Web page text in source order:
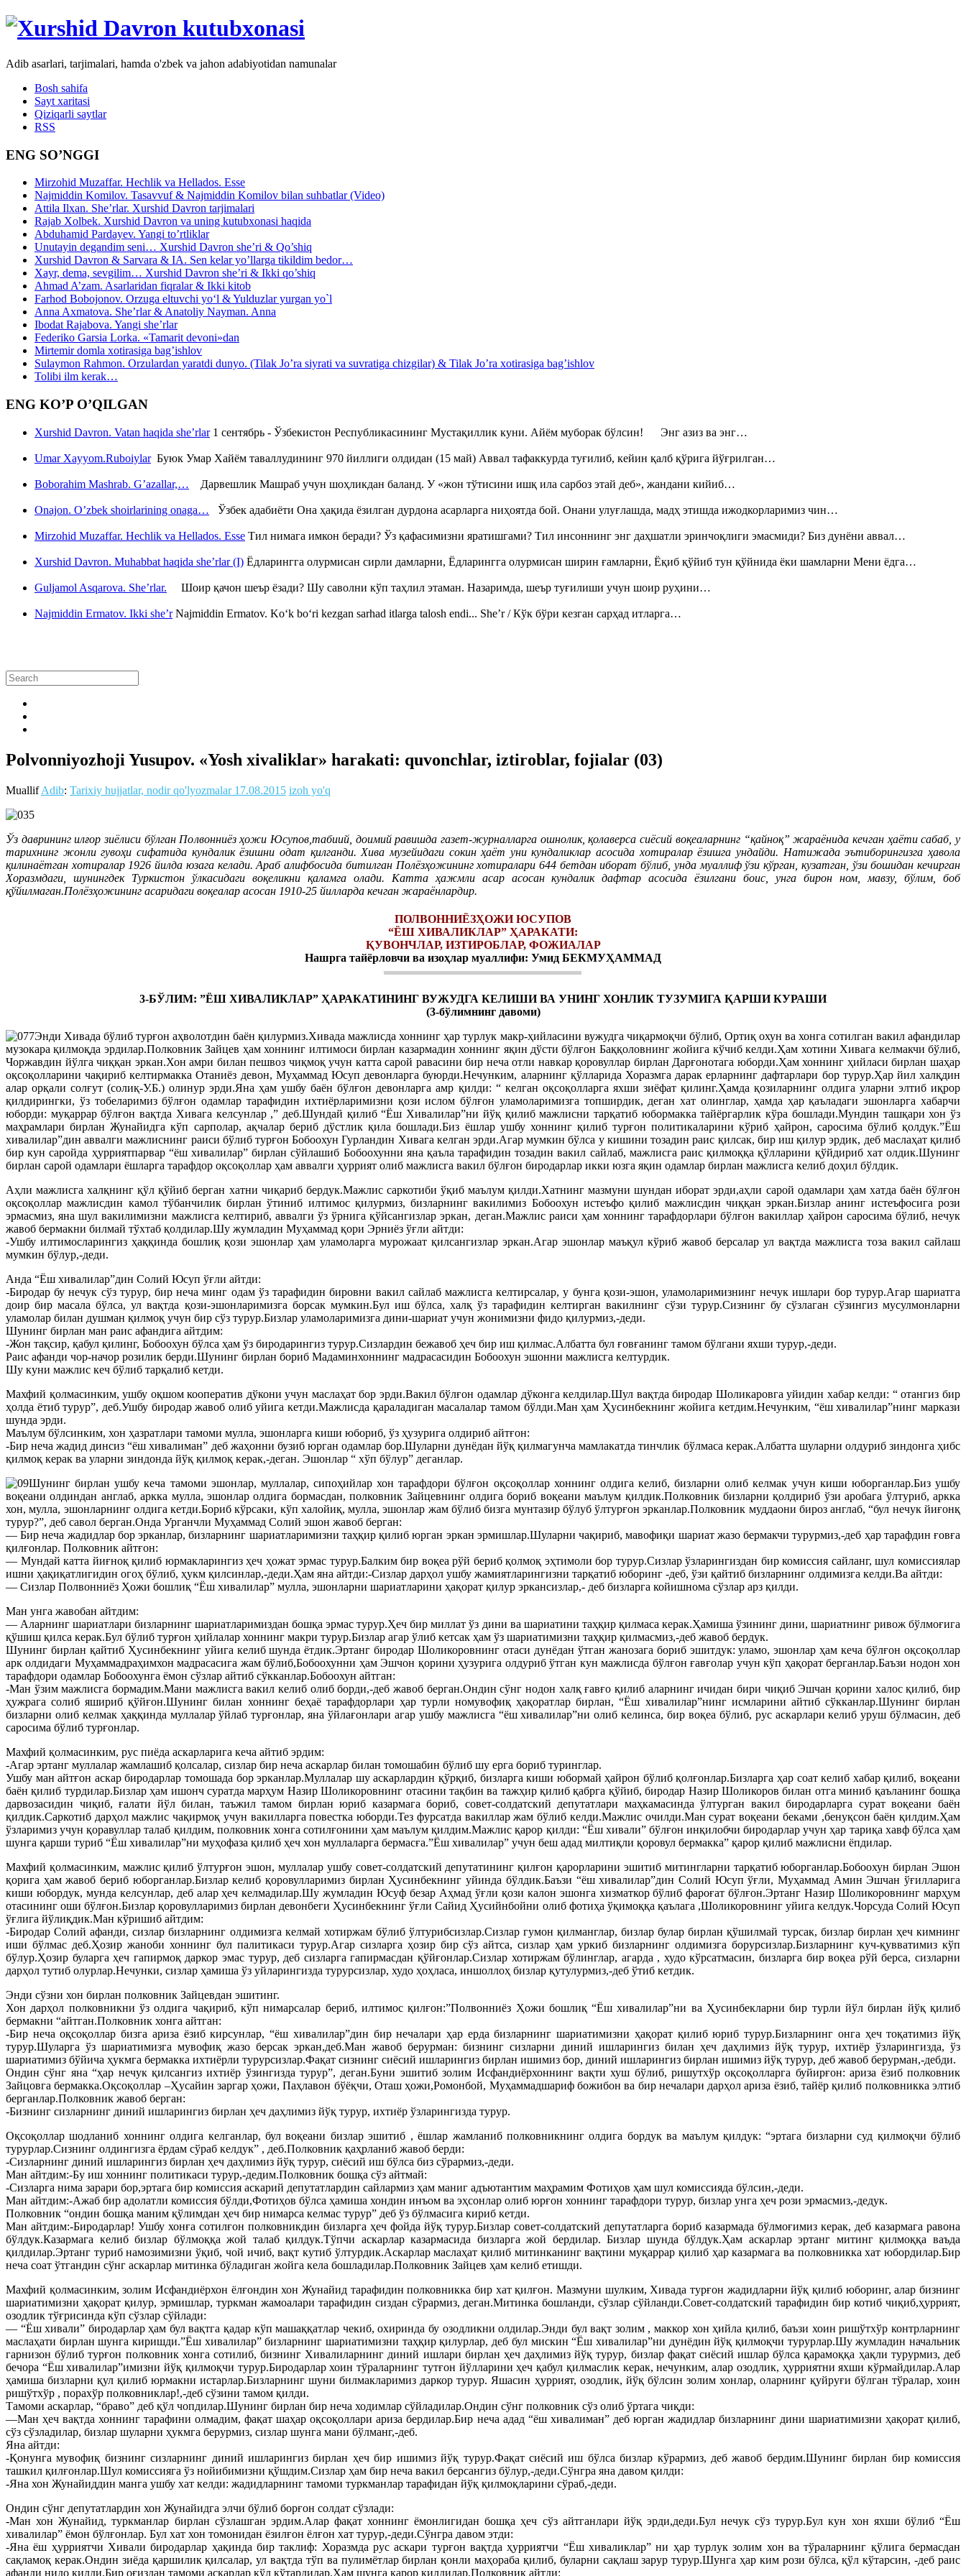
Adib asarlari, tarjimalari, hamda o'zbek va jahon adabiyotidan namunalar
Bosh sahifa
Sayt xaritasi
Qiziqarli saytlar
RSS
ENG SO’NGGI
Mirzohid Muzaffar. Hechlik va Hellados. Esse
Najmiddin Komilov. Tasavvuf & Najmiddin Komilov bilan suhbatlar (Video)
Attila Ilxan. She’rlar. Xurshid Davron tarjimalari
Rajab Xolbek. Xurshid Davron va uning kutubxonasi haqida
Abduhamid Pardayev. Yangi to’rtliklar
Unutayin degandim seni… Xurshid Davron she’ri & Qo’shiq
Xurshid Davron & Sarvara & IA. Sen kelar yo’llarga tikildim bedor…
Xayr, dema, sevgilim… Xurshid Davron she’ri & Ikki qo’shiq
Ahmad A’zam. Asarlaridan fiqralar & Ikki kitob
Farhod Bobojonov. Orzuga eltuvchi yo‘l & Yulduzlar yurgan yo`l
Anna Axmatova. She’rlar & Anatoliy Nayman. Anna
Ibodat Rajabova. Yangi she’rlar
Federiko Garsia Lorka. «Tamarit devoni»dan
Mirtemir domla xotirasiga bag’ishlov
Sulaymon Rahmon. Orzulardan yaratdi dunyo. (Tilak Jo’ra siyrati va suvratiga chizgilar) & Tilak Jo’ra xotirasiga bag’ishlov
Tolibi ilm kerak…
ENG KO’P O’QILGAN
Xurshid Davron. Vatan haqida she’rlar1 сентябрь - Ўзбекистон Республикасининг Мустақиллик куни. Айём муборак бўлсин! Энг азиз ва энг…
Umar Xayyom.RuboiylarБуюк Умар Хайём таваллудининг 970 йиллиги олдидан (15 май) Аввал тафаккурда туғилиб, кейин қалб қўрига йўғрилган…
Boborahim Mashrab. G’azallar,… Дарвешлик Машраб учун шоҳликдан баланд. У «жон тўтисини ишқ ила сарбоз этай деб», жандани кийиб…
Onajon. O’zbek shoirlarining onaga… Ўзбек адабиёти Она ҳақида ёзилган дурдона асарларга ниҳоятда бой. Онани улуғлашда, мадҳ этишда ижодкорларимиз чин…
Mirzohid Muzaffar. Hechlik va Hellados. Esse Тил нимага имкон беради? Ўз қафасимизни яратишгами? Тил инсоннинг энг даҳшатли эринчоқлиги эмасмиди? Биз дунёни аввал…
Xurshid Davron. Muhabbat haqida she’rlar (I) Ёдларингга олурмисан сирли дамларни, Ёдларингга олурмисан ширин ғамларни, Ёқиб қўйиб тун қўйнида ёки шамларни Мени ёдга…
Guljamol Asqarova. She’rlar. Шоир қачон шеър ёзади? Шу саволни кўп таҳлил этаман. Назаримда, шеър туғилиши учун шоир руҳини…
Najmiddin Ermatov. Ikki she’rNajmiddin Ermatov. Ko‘k bo‘ri kezgan sarhad itlarga talosh endi... She’r / Кўк бўри кезган сарҳад итларга…
Polvonniyozhoji Yusupov. «Yosh xivaliklar» harakati: quvonchlar, iztiroblar, fojialar (03)
MuallifAdib: Tarixiy hujjatlar, nodir qo'lyozmalar 17.08.2015 izoh yo'q
Ўз даврининг илғор зиёлиси бўлган Полвонниёз ҳожи Юсупов,табиий, доимий равишда газет-журналларга ошнолик, қолаверса сиёсий воқеаларнинг “қайноқ” жараёнида кечган ҳаёти сабаб, у
тарихнинг жонли гувоҳи сифатида кундалик ёзишни одат қилганди. Хива музейидаги сокин ҳаёт уни кундаликлар асосида хотиралар ёзишга ундайди. Натижада эътиборингизга ҳавола
қилинаётган хотиралар 1926 йилда юзага келади. Араб алифбосида битилган Полёзҳожининг хотиралари 644 бетдан иборат бўлиб, унда муаллиф ўзи кўрган, кузатган, ўзи бошидан кечирган
Хоразмдаги, шунингдек Туркистон ўлкасидаги воқеликни қаламга олади. Катта ҳажмли асар асосан кундалик дафтар асосида ёзилгани боис, унга бирон ном, мавзу, бўлим, боб
қўйилмаган.Полёзҳожининг асаридаги воқеалар асосан 1910-25 йилларда кечган жараёнлардир.
ПОЛВОННИЁЗҲОЖИ ЮСУПОВ
“ЁШ ХИВАЛИКЛАР” ҲАРАКАТИ:
ҚУВОНЧЛАР, ИЗТИРОБЛАР, ФОЖИАЛАР
Нашрга тайёрловчи ва изоҳлар муаллифи: Умид БЕКМУҲАММАД
3-БЎЛИМ: ”ЁШ ХИВАЛИКЛАР” ҲАРАКАТИНИНГ ВУЖУДГА КЕЛИШИ ВА УНИНГ ХОНЛИК ТУЗУМИГА ҚАРШИ КУРАШИ
(3-бўлимнинг давоми)
Энди Хивада бўлиб турғон аҳволотдин баён қилурмиз.Хивада мажлисда хоннинг ҳар турлук макр-ҳийласини вужудга чиқармоқчи бўлиб, Ортиқ охун ва хонга сотилган вакил афандилар
музокара қилмоқда эрдилар.Полковник Зайцев ҳам хоннинг илтимоси бирлан казармадин хоннинг яқин дўсти бўлғон Баққоловнинг жойига кўчиб келди.Ҳам хотини Хивага келмакчи бўлиб,
Чоржавдин йўлга чиққан эркан.Хон амри билан пешвоз чиқмоқ учун катта сарой равасини бир неча отли навкар қоровуллар бирлан Дарғонотага юборди.Ҳам хоннинг ҳийласи бирлан шаҳар
оқсоқолларини чақириб келтирмакка Отаниёз девон, Муҳаммад Юсуп девонларга буюрди.Нечунким, аларнинг қўлларида Хоразмга дарак ерларнинг дафтарлари бор турур.Ҳар йил халқдин
алар орқали солғут (солиқ-У.Б.) олинур эрди.Яна ҳам ушбу баён бўлғон девонларга амр қилди: “ келган оқсоқолларга яхши зиёфат қилинг.Ҳамда қозиларнинг олдига уларни элтиб иқрор
қилдирингки, ўз тобеларимиз бўлғон одамлар тарафидин ихтиёрларимизни қози ислом бўлғон уламоларимизга топширдик, деган хат олинглар, ҳамда ҳар қаъладаги эшонларга хабарчи
юборди: муқаррар бўлғон вақтда Хивага келсунлар ,” деб.Шундай қилиб “Ёш Хивалилар”ни йўқ қилиб мажлисни тарқатиб юбормакка тайёргарлик кўра бошлади.Мундин ташқари хон ўз
маҳрамлари бирлан Жунайидга кўп сарполар, ақчалар бериб дўстлик қила бошлади.Биз ёшлар ушбу хоннинг қилиб турғон политикаларини кўриб ҳайрон, саросима бўлиб қолдук.”Ёш
хивалилар”дин аввалги мажлиснинг раиси бўлиб турғон Бобоохун Гурландин Хивага келган эрди.Агар мумкин бўлса у кишини тозадин раис қилсак, бир иш қилур эрдик, деб маслаҳат қилиб
бир кун саройда ҳурриятпарвар “ёш хивалилар” бирлан сўйлашиб Бобоохунни яна қаъла тарафидин тозадин вакил сайлаб, мажлисга раис қилмоққа қўлларини қўйдириб хат олдик.Шунинг
бирлан сарой одамлари ёшларга тарафдор оқсоқоллар ҳам аввалги ҳуррият олиб мажлисга вакил бўлғон биродарлар икки юзга яқин одамлар бирлан мажлисга келиб доҳил бўлдик.
Аҳли мажлисга халқнинг қўл қўйиб берган хатни чиқариб бердук.Мажлис саркотиби ўқиб маълум қилди.Хатнинг мазмуни шундан иборат эрди,аҳли сарой одамлари ҳам хатда баён бўлғон
оқсоқоллар мажлисдин камол тўбанчилик бирлан ўтиниб илтимос қилурмиз, бизларнинг вакилимиз Бобоохун истеъфо қилиб мажлисдин чиққан эркан.Бизлар анинг истеъфосига рози
эрмасмиз, яна шул вакилимизни мажлисга келтириб, аввалги ўз ўрнига қўйсангизлар эркан, деган.Мажлис раиси ҳам хоннинг тарафдорлари бўлғон вакиллар ҳайрон саросима бўлиб, нечук
жавоб бермакни билмай тўхтаб қолдилар.Шу жумладин Муҳаммад қори Эрниёз ўғли айтди:
-Ушбу илтимосларингиз ҳаққинда бошлиқ қози эшонлар ҳам уламоларга мурожаат қилсангизлар эркан.Агар эшонлар маъқул кўриб жавоб берсалар ул вақтда мажлисга тоза вакил сайлаш
мумкин бўлур,-деди.
Анда “Ёш хивалилар”дин Солий Юсуп ўғли айтди:
-Биродар бу нечук сўз турур, бир неча минг одам ўз тарафидин бировни вакил сайлаб мажлисга келтирсалар, у бунга қози-эшон, уламоларимизнинг нечук ишлари бор турур.Агар шариатга
доир бир масала бўлса, ул вақтда қози-эшонларимизга борсак мумкин.Бул иш бўлса, халқ ўз тарафидин келтирган вакилнинг сўзи турур.Сизнинг бу сўзлаган сўзингиз мусулмонларни
уламолар билан душман қилмоқ учун бир сўз турур.Бизлар уламоларимизга дини-шариат учун жонимизни фидо қилурмиз,-деди.
Шунинг бирлан ман раис афандига айтдим:
-Жон тақсир, қабул қилинг, Бобоохун бўлса ҳам ўз биродарингиз турур.Сизлардин бежавоб ҳеч бир иш қилмас.Албатта бул ғовғанинг тамом бўлгани яхши турур,-деди.
Раис афанди чор-начор розилик берди.Шунинг бирлан бориб Мадаминхоннинг мадрасасидин Бобоохун эшонни мажлисга келтурдик.
Шу куни мажлис кеч бўлиб тарқалиб кетди.
Махфий қолмасинким, ушбу оқшом кооператив дўкони учун маслаҳат бор эрди.Вакил бўлғон одамлар дўконга келдилар.Шул вақтда биродар Шоликаровга уйидин хабар келди: “ отангиз бир
ҳолда ётиб турур”, деб.Ушбу биродар жавоб олиб уйига кетди.Мажлисда қараладиган масалалар тамом бўлди.Ман ҳам Ҳусинбекнинг жойига кетдим.Нечунким, “ёш хивалилар”нинг маркази
шунда эрди.
Маълум бўлсинким, хон ҳазратлари тамоми мулла, эшонларга киши юбориб, ўз ҳузурига олдириб айтғон:
-Бир неча жадид динсиз “ёш хивалиман” деб жаҳонни бузиб юрган одамлар бор.Шуларни дунёдан йўқ қилмагунча мамлакатда тинчлик бўлмаса керак.Албатта шуларни олдуриб зиндонга ҳибс
қилмоқ керак ва уларни зиндонда йўқ қилмоқ керак,-деган. Эшонлар “ хўп бўлур” деганлар.
Шунинг бирлан ушбу кеча тамоми эшонлар, муллалар, сипоҳийлар хон тарафдори бўлғон оқсоқоллар хоннинг олдига келиб, бизларни олиб келмак учун киши юборганлар.Биз ушбу
воқеани олдиндан англаб, аркка мулла, эшонлар олдига бормасдан, полковник Зайцевнинг олдига бориб воқеани маълум қилдик.Полковник бизларни қолдириб ўзи аробага ўлтуриб, аркка
хон, мулла, эшонларнинг олдига кетди.Бориб кўрсаки, кўп халойиқ, мулла, эшонлар жам бўлиб бизга мунтазир бўлуб ўлтурғон эрканлар.Полковник муддаони бироз англаб, “бул нечук йиғонқ
турур?”, деб савол берган.Онда Урганчли Муҳаммад Солий эшон жавоб берган:
— Бир неча жадидлар бор эрканлар, бизларнинг шариатларимизни таҳқир қилиб юрган эркан эрмишлар.Шуларни чақириб, мавофиқи шариат жазо бермакчи турурмиз,-деб ҳар тарафдин ғовға
қилғонлар. Полковник айтғон:
— Мундай катта йиғноқ қилиб юрмакларингиз ҳеч ҳожат эрмас турур.Балким бир воқеа рўй бериб қолмоқ эҳтимоли бор турур.Сизлар ўзларингиздан бир комиссия сайланг, шул комиссиялар
ишни ҳақиқатлигидин огоҳ бўлиб, ҳукм қилсинлар,-деди.Ҳам яна айтди:-Сизлар дарҳол ушбу жамиятларингизни тарқатиб юборинг -деб, ўзи қайтиб бизларнинг олдимизга келди.Ва айтди:
— Сизлар Полвонниёз Ҳожи бошлиқ “Ёш хивалилар” мулла, эшонларни шариатларини ҳақорат қилур эркансизлар,- деб бизларга койишнома сўзлар арз қилди.
Ман унга жавобан айтдим:
— Аларнинг шариатлари бизларнинг шариатларимиздан бошқа эрмас турур.Ҳеч бир миллат ўз дини ва шариатини таҳқир қилмаса керак.Ҳамиша ўзининг дини, шариатнинг ривож бўлмоғига
қўшиш қилса керак.Бул бўлиб турғон ҳийлалар хоннинг макри турур.Бизлар агар ўлиб кетсак ҳам ўз шариатимизни таҳқир қилмасмиз,-деб жавоб бердук.
Шунинг бирлан қайтиб Ҳусинбекнинг уйига келиб шунда ётдик.Эртанг биродар Шоликоровнинг отаси дунёдан ўтган жанозага бориб эшитдук: уламо, эшонлар ҳам кеча бўлғон оқсоқоллар
арк олдидаги Муҳаммадраҳимхон мадрасасига жам бўлиб,Бобоохунни ҳам Эшчон қорини ҳузурига олдуриб ўтган кун мажлисда бўлғон ғавғолар учун кўп ҳақорат берганлар.Баъзи нодон хон
тарафдори одамлар Бобоохунга ёмон сўзлар айтиб сўкканлар.Бобоохун айтган:
-Ман ўзим мажлисга бормадим.Мани мажлисга вакил келиб олиб борди,-деб жавоб берган.Ондин сўнг нодон халқ ғавғо қилиб аларнинг ичидан бири чиқиб Эшчан қорини халос қилиб, бир
ҳужрага солиб яшириб қўйғон.Шунинг билан хоннинг беҳаё тарафдорлари ҳар турли номувофиқ ҳақоратлар бирлан, “Ёш хивалилар”нинг исмларини айтиб сўкканлар.Шунинг бирлан
бизларни олиб келмак ҳаққинда муллалар ўйлаб турғонлар, яна ўйлағонлари агар ушбу мажлисга “ёш хивалилар”ни олиб келинса, бир воқеа бўлиб, рус аскарлари келиб уруш бўлмасин, деб
саросима бўлиб турғонлар.
Махфий қолмасинким, рус пиёда аскарларига кеча айтиб эрдим:
-Агар эртанг муллалар жамлашиб қолсалар, сизлар бир неча аскарлар билан томошабин бўлиб шу ерга бориб туринглар.
Ушбу ман айтғон аскар биродарлар томошада бор эрканлар.Муллалар шу аскарлардин қўрқиб, бизларга киши юбормай ҳайрон бўлиб қолғонлар.Бизларга ҳар соат келиб хабар қилиб, воқеани
баён қилиб турдилар.Бизлар ҳам ишонч суратда марҳум Назир Шоликоровнинг отасини тақбин ва тажҳир қилиб қабрга қўйиб, биродар Назир Шоликоров билан отга миниб қаъланинг бошқа
дарвозасидин чиқиб, ғалати йўл билан, таъжил тамом бирлан юриб казармага бориб, совет-солдатский депутатлари маҳкамасинда ўлтурган вакил биродарларга сурат воқеани баён
қилдик.Саркотиб дарҳол мажлис чақирмоқ учун вакилларга повестка юборди.Тез фурсатда вакиллар жам бўлиб келди.Мажлис очилди.Ман сурат воқеани беками ,бенуқсон баён қилдим.Ҳам
ўзларимиз учун қоравуллар талаб қилдим, полковник хонга сотилғонини ҳам маълум қилдим.Мажлис қарор қилди: “Ёш хивали” бўлғон инқилобчи биродарлар учун ҳар тариқа хавф бўлса ҳам
шунга қарши туриб “Ёш хивалилар”ни муҳофаза қилиб ҳеч хон муллаларга бермасға.”Ёш хивалилар” учун беш адад милтиқли қоровул бермакка” қарор қилиб мажлисни ёпдилар.
Махфий қолмасинким, мажлис қилиб ўлтурғон эшон, муллалар ушбу совет-солдатский депутатининг қилғон қарорларини эшитиб митингларни тарқатиб юборганлар.Бобоохун бирлан Эшон
қорига ҳам жавоб бериб юборганлар.Бизлар келиб қоровулларимиз бирлан Ҳусинбекнинг уйинда бўлдик.Баъзи “ёш хивалилар”дин Солий Юсуп ўғли, Муҳаммад Амин Эшчан ўғилларига
киши юбордук, мунда келсунлар, деб алар ҳеч келмадилар.Шу жумладин Юсуф безар Аҳмад ўғли қози калон эшонга хизматкор бўлиб фароғат бўлғон.Эртанг Назир Шоликоровнинг марҳум
отасининг оши бўлғон.Бизлар қоровулларимиз бирлан девонбеги Ҳусинбекнинг ўғли Сайид Ҳусийнбойни олиб фотиҳа ўқимоққа қаълага ,Шоликоровнинг уйига келдук.Чорсуда Солий Юсуп
ўғлига йўлиқдик.Ман кўришиб айтдим:
-Биродар Солий афанди, сизлар бизларнинг олдимизга келмай хотиржам бўлиб ўлтурибсизлар.Сизлар гумон қилманглар, бизлар булар бирлан қўшилмай турсак, бизлар бирлан ҳеч кимнинг
иши бўлмас деб.Ҳозир жаноби хоннинг бул палитикаси турур.Агар сизларга ҳозир бир сўз айтса, сизлар ҳам уркиб бизларнинг олдимизга борурсизлар.Бизларнинг куч-қувватимиз кўп
бўлур.Ҳозир буларга ҳеч гапирмоқ даркор эмас турур, деб сизларга гапирмасдан қўйғонлар.Сизлар хотиржам бўлинглар, агарда , худо кўрсатмасин, бизларга бир воқеа рўй берса, сизларни
дарҳол тутиб олурлар.Нечунки, сизлар ҳамиша ўз уйларингизда турурсизлар, худо ҳоҳласа, иншоллоҳ бизлар қутулурмиз,-деб ўтиб кетдик.
Энди сўзни хон бирлан полковник Зайцевдан эшитинг.
Хон дарҳол полковникни ўз олдига чақириб, кўп нимарсалар бериб, илтимос қилғон:”Полвонниёз Ҳожи бошлиқ “Ёш хивалилар”ни ва Ҳусинбекларни бир турли йўл бирлан йўқ қилиб
бермакни “айтган.Полковник хонга айтган:
-Бир неча оқсоқоллар бизга ариза ёзиб кирсунлар, “ёш хивалилар”дин бир нечалари ҳар ерда бизларнинг шариатимизни ҳақорат қилиб юриб турур.Бизларнинг онга ҳеч тоқатимиз йўқ
турур.Шуларга ўз шариатимизга мувофиқ жазо берсак эркан,деб.Ман жавоб берурман: бизнинг сизларни диний ишларингиз билан ҳеч даҳлимиз йўқ турур, ихтиёр ўзларингизда, ўз
шариатимиз бўйича ҳукмга бермакка ихтиёрли турурсизлар.Фақат сизнинг сиёсий ишларингиз бирлан ишимиз бор, диний ишларингиз бирлан ишимиз йўқ турур, деб жавоб берурман,-дебди.
Ондин сўнг яна “ҳар нечук қилсангиз ихтиёр ўзингизда турур”, деган.Буни эшитиб золим Исфандиёрхоннинг вақти хуш бўлиб, ришутхўр оқсоқолларга буйирғон: ариза ёзиб полковник
Зайцовга бермакка.Оқсоқоллар –Ҳусайин заргар ҳожи, Паҳлавон бўёқчи, Оташ ҳожи,Ромонбой, Муҳаммадшариф божибон ва бир нечалари дарҳол ариза ёзиб, тайёр қилиб полковникка элтиб
берганлар.Полковник жавоб берган:
-Бизнинг сизларнинг диний ишларингиз бирлан ҳеч даҳлимиз йўқ турур, ихтиёр ўзларингизда турур.
Оқсоқоллар шодланиб хоннинг олдига келганлар, бул воқеани бизлар эшитиб , ёшлар жамланиб полковникнинг олдига бордук ва маълум қилдук: “эртага бизларни суд қилмоқчи бўлиб
турурлар.Сизнинг олдингизга ёрдам сўраб келдук” , деб.Полковник қаҳрланиб жавоб берди:
-Сизларнинг диний ишларингиз бирлан ҳеч даҳлимиз йўқ турур, сиёсий иш бўлса биз сўрармиз,-деди.
Ман айтдим:-Бу иш хоннинг политикаси турур,-дедим.Полковник бошқа сўз айтмай:
-Сизларга нима зарари бор,эртага бир комиссия аскарий депутатлардин сайлармиз ҳам маниг адъютантим маҳрамим Фотиҳов ҳам шул комиссияда бўлсин,-деди.
Ман айтдим:-Ажаб бир адолатли комиссия бўлди,Фотиҳов бўлса ҳамиша хондин инъом ва эҳсонлар олиб юрғон хоннинг тарафдори турур, бизлар унга ҳеч рози эрмасмиз,-дедук.
Полковник “ондин бошқа маним қўлимдан ҳеч бир нимарса келмас турур” деб ўз бўлмасига кириб кетди.
Ман айтдим:-Биродарлар! Ушбу хонға сотилғон полковникдин бизларга ҳеч фойда йўқ турур.Бизлар совет-солдатский депутатларга бориб казармада бўлмоғимиз керак, деб казармага равона
бўлдук.Казармага келиб бизлар бўлмоққа жой талаб қилдук.Тўпчи аскарлар казармасида бизларга жой бердилар. Бизлар шунда бўлдук.Ҳам аскарлар эртанг митинг қилмоққа ваъда
қилдилар.Эртанг туриб намозимизни ўқиб, чой ичиб, вақт кутиб ўлтурдик.Аскарлар маслаҳат қилиб митинканинг вақтини муқаррар қилиб ҳар казармага ва полковникка хат юбордилар.Бир
неча соат ўтгандин сўнг аскарлар митинка бўладиган жойга кела бошладилар.Полковник Зайцев ҳам келиб етишди.
Махфий қолмасинким, золим Исфандиёрхон ёлғондин хон Жунайид тарафидин полковникка бир хат қилғон. Мазмуни шулким, Хивада турғон жадидларни йўқ қилиб юборинг, алар бизнинг
шариатимизни ҳақорат қилур, эрмишлар, туркман жамоалари тарафидин сиздан сўрармиз, деган.Митинка бошланди, сўзлар сўйланди.Совет-солдатский тарафидин бир котиб чиқиб,ҳуррият,
озодлик тўғрисинда кўп сўзлар сўйлади:
— “Ёш хивали” биродарлар ҳам бул вақтга қадар кўп машаққатлар чекиб, охиринда бу озодликни олдилар.Энди бул вақт золим , маккор хон ҳийла қилиб, баъзи хоин ришўтхўр контрларнинг
маслаҳати бирлан шунга киришди.”Ёш хивалилар” бизларнинг шариатимизни таҳқир қилурлар, деб бул мискин “Ёш хивалилар”ни дунёдин йўқ қилмоқчи турурлар.Шу жумладин начальник
гарнизон бўлиб турғон полковник хонга сотилиб, бизнинг Хивалиларнинг диний ишлари бирлан ҳеч даҳлимиз йўқ турур, бизлар фақат сиёсий ишлар бўлса қарамоққа ҳақли турурмиз, деб
бечора “Ёш хивалилар”имизни йўқ қилмоқчи турур.Биродарлар хоин тўраларнинг тутғон йўлларини ҳеч қабул қилмаслик керак, нечунким, алар озодлик, ҳурриятни яхши кўрмайдилар.Алар
ҳамиша бизларни қул қилиб юрмакни истарлар.Бизларнинг шуни билмакларимиз даркор турур. Яшасин ҳуррият, озодлик, йўқ бўлсин золим хонлар, оларнинг қуйруғи бўлган тўралар, хоин
ришўтхўр , порахўр полковниклар!,-деб сўзини тамом қилди.
Тамоми аскарлар, “браво” деб қўл чопдилар.Шунинг бирлан бир неча ходимлар сўйладилар.Ондин сўнг полковник сўз олиб ўртага чиқди:
—Ман ҳеч вақтда хоннинг тарафини олмадим, фақат шаҳар оқсоқоллари ариза бердилар.Бир неча адад “ёш хивалиман” деб юрган жадидлар бизларнинг дини шариатимизни ҳақорат қилиб,
сўз сўзладилар, бизлар шуларни ҳукмга берурмиз, сизлар шунга мани бўлманг,-деб.
Яна айтди:
-Қонунга мувофиқ бизнинг сизларнинг диний ишларингиз бирлан ҳеч бир ишимиз йўқ турур.Фақат сиёсий иш бўлса бизлар кўрармиз, деб жавоб бердим.Шунинг бирлан бир комиссия
ташкил қилғонлар.Шул комиссияга ўз нойибимизни қўшдим.Сизлар ҳам бир неча вакил берсангиз бўлур,-деди.Сўнгра яна давом қилди:
-Яна хон Жунайиддин манга ушбу хат келди: жадидларнинг тамоми туркманлар тарафидан йўқ қилмоқларини сўраб,-деди.
Ондин сўнг депутатлардин хон Жунайидга элчи бўлиб борғон солдат сўзлади:
-Ман хон Жунайид, туркманлар бирлан сўзлашган эрдим.Алар фақат хоннинг ёмонлигидан бошқа ҳеч сўз айтганлари йўқ эрди,деди.Бул нечук сўз турур.Бул кун хон яхши бўлиб “Ёш
хивалилар” ёмон бўлғонлар. Бул хат хон томонидан ёзилғон ёлғон хат турур,-деди.Сўнгра давом этди:
-Яна ёш ҳурриятчи Хивали биродарлар ҳақинда бир таклиф: Хоразмда рус аскари турғон вақтда ҳурриятчи “Ёш хиваликлар” ни ҳар турлук золим хон ва тўраларнинг қўлига бермасдан
сақламоқ керак.Ондин зиёда қаршилик қилсалар, ул вақтда тўп ва пулимётлар бирлан қонли маҳораба қилиб, буларни сақлаш зарур турур.Шунга ҳар ким рози бўлса, қўл кўтарсин, -деб раис
афанди нидо қилди.Бир оғиздан тамоми аскарлар қўл кўтардилар.Ҳам шунга қарор қилдилар.Полковник айтди: